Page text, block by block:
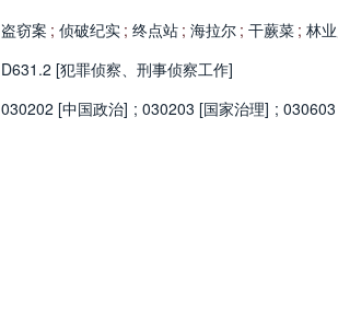
盗窃案 ; 侦破纪实 ; 终点站 ; 海拉尔 ; 干蕨菜 ; 林
D631.2 [犯罪侦察、刑事侦察工作]
030202 [中国政治] ; 030203 [国家治理] ;